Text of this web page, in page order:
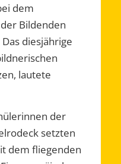
dem
Bildenden
diesjährige
lautete
der
setzten
dem fliegenden